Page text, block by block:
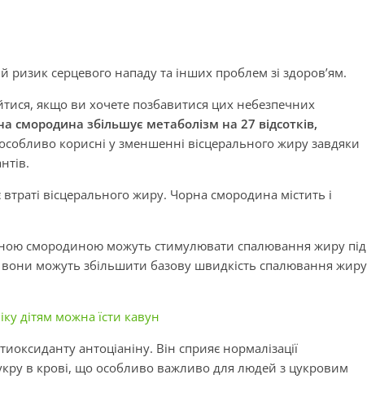
серцевого нападу та інших проблем зі здоров’ям.
якщо ви хочете позбавитися цих небезпечних
смородина збільшує метаболізм на 27 відсотків,
корисні у зменшенні вісцерального жиру завдяки
вісцерального жиру. Чорна смородина містить і
смородиною можуть стимулювати спалювання жиру під
вони можуть збільшити базову швидкість спалювання жиру
дітям можна їсти кавун
антоціаніну. Він сприяє нормалізації
в крові, що особливо важливо для людей з цукровим